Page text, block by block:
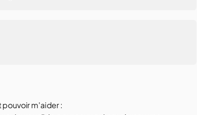
pouvoir m'aider :